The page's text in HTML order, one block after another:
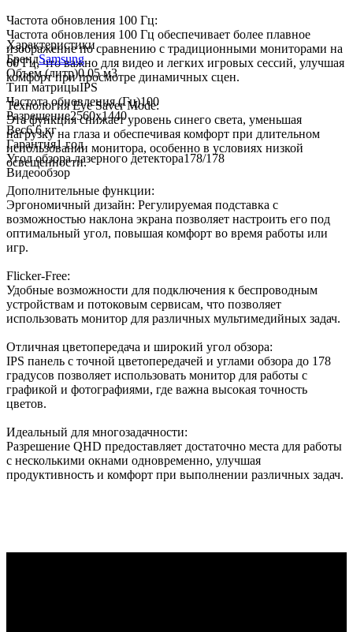
Частота обновления 100 Гц:
Частота обновления 100 Гц обеспечивает более плавное
изображение по сравнению с традиционными мониторами на
60 Гц, что важно для видео и легких игровых сессий, улучшая
комфорт при просмотре динамичных сцен.
Технология Eye Saver Mode:
Эта функция снижает уровень синего света, уменьшая
нагрузку на глаза и обеспечивая комфорт при длительном
использовании монитора, особенно в условиях низкой
освещенности.
Дополнительные функции:
Эргономичный дизайн: Регулируемая подставка с
возможностью наклона экрана позволяет настроить его под
оптимальный угол, повышая комфорт во время работы или
игр.
Flicker-Free:
Удобные возможности для подключения к беспроводным
устройствам и потоковым сервисам, что позволяет
использовать монитор для различных мультимедийных задач.
Отличная цветопередача и широкий угол обзора:
IPS панель с точной цветопередачей и углами обзора до 178
градусов позволяет использовать монитор для работы с
графикой и фотографиями, где важна высокая точность
цветов.
Идеальный для многозадачности:
Разрешение QHD предоставляет достаточно места для работы
с несколькими окнами одновременно, улучшая
продуктивность и комфорт при выполнении различных задач.
Характеристики
БрендSamsung
Объем (литр)0.05 м3
Тип матрицыIPS
Частота обновления (Гц)100
Разрешение2560x1440
Вес6.6 кг
Гарантия1 год
Угол обзора лазерного детектора178/178
Видеообзор